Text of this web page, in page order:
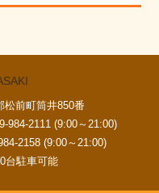
前町筒井850番
984-2111 (9:00～21:00)
2158 (9:00～21:00)
台駐車可能